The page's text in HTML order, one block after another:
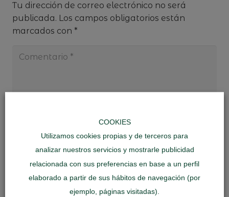
Tu dirección de correo electrónico no será
publicada. Los campos obligatorios están
marcados con *
Publicar el comentario
COOKIES
Utilizamos cookies propias y de terceros para
analizar nuestros servicios y mostrarle publicidad
relacionada con sus preferencias en base a un perfil
elaborado a partir de sus hábitos de navegación (por
ejemplo, páginas visitadas).